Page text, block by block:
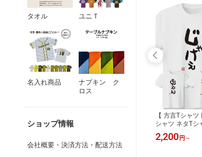
タオル ユニＴ
名入れ商品
ナプキン ク
ロス
ショップ情報
会社概要・決済方法・配送方法
イズ選べる SS〜LL 】夏マスク 冷感
ク 立体マスク メンズ レディース キ
ッズ 息がしやすい 洗って使える 大き
【 方言Tシャ
シャツ ネタTシ
ツ 面白 方言 ご
プレゼント ク
2,200円 ～